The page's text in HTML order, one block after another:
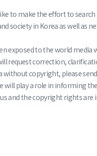
to make the effort to
society in Korea as well as
exposed to the world media
request correction,
without copyright, please
will play a role in informing
and the copyright rights are